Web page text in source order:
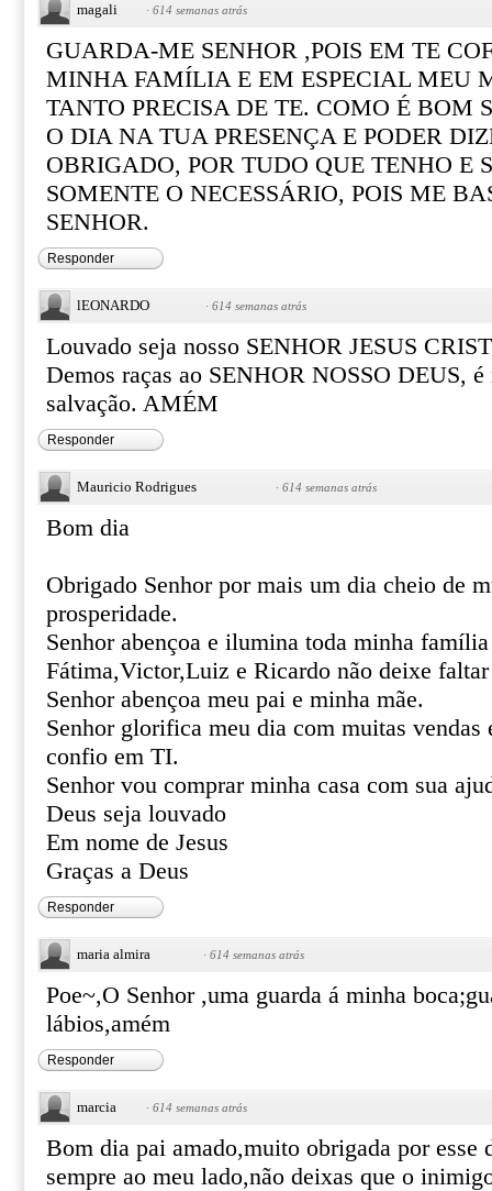
magali · 614 semanas atrás
GUARDA-ME SENHOR ,POIS EM TE
MINHA FAMÍLIA E EM ESPECIAL MEU
TANTO PRECISA DE TE. COMO É BOM
O DIA NA TUA PRESENÇA E PODER
OBRIGADO, POR TUDO QUE TENHO E
SOMENTE O NECESSÁRIO, POIS ME
SENHOR.
Responder
lEONARDO · 614 semanas atrás
Louvado seja nosso SENHOR JESUS
Demos raças ao SENHOR NOSSO DEUS, é
salvação. AMÉM
Responder
Mauricio Rodrigues · 614 semanas atrás
Bom dia
Obrigado Senhor por mais um dia cheio de
prosperidade.
Senhor abençoa e ilumina toda minha
Fátima,Victor,Luiz e Ricardo não deixe faltar
Senhor abençoa meu pai e minha mãe.
Senhor glorifica meu dia com muitas vendas
confio em TI.
Senhor vou comprar minha casa com sua
Deus seja louvado
Em nome de Jesus
Graças a Deus
Responder
maria almira · 614 semanas atrás
Poe~,O Senhor ,uma guarda á minha
lábios,amém
Responder
marcia · 614 semanas atrás
Bom dia pai amado,muito obrigada por esse
sempre ao meu lado,não deixas que o